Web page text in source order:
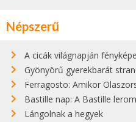
Népszerű
A cicák világnapján fényképeztük
Gyönyörű gyerekbarát strandok
Ferragosto: Amikor
Bastille nap: A Bastille
Lángolnak a hegyek